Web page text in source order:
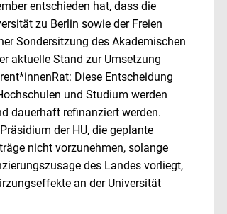
entschieden hat, dass die
zu Berlin sowie der Freien
Sondersitzung des Akademischen
aktuelle Stand zur Umsetzung
Diese Entscheidung
und Studium werden
dauerhaft refinanziert werden.
der HU, die geplante
nicht vorzunehmen, solange
des Landes vorliegt,
an der Universität